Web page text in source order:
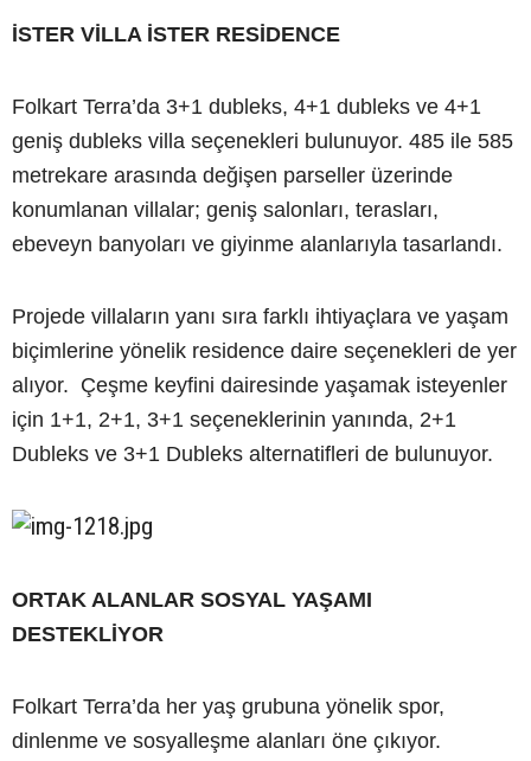
İSTER VİLLA İSTER RESİDENCE
Folkart Terra’da 3+1 dubleks, 4+1 dubleks ve 4+1
geniş dubleks villa seçenekleri bulunuyor. 485 ile 585
metrekare arasında değişen parseller üzerinde
konumlanan villalar; geniş salonları, terasları,
ebeveyn banyoları ve giyinme alanlarıyla tasarlandı.
Projede villaların yanı sıra farklı ihtiyaçlara ve yaşam
biçimlerine yönelik residence daire seçenekleri de yer
alıyor. Çeşme keyfini dairesinde yaşamak isteyenler
için 1+1, 2+1, 3+1 seçeneklerinin yanında, 2+1
Dubleks ve 3+1 Dubleks alternatifleri de bulunuyor.
ORTAK ALANLAR SOSYAL YAŞAMI
DESTEKLİYOR
Folkart Terra’da her yaş grubuna yönelik spor,
dinlenme ve sosyalleşme alanları öne çıkıyor.